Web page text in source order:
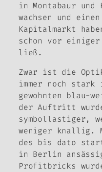
in Montabaur
wachsen und
Kapitalmarkt
schon vor
ließ.
Zwar ist die
immer noch stark
gewohnten blau-
der Auftritt
symbollastiger,
weniger knallig.
des bis dato
in Berlin
Profitbricks